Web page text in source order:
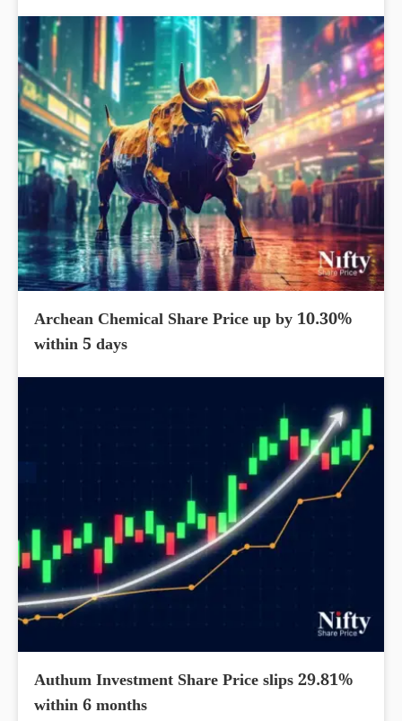
Archean Chemical Share Price up by 10.30%
within 5 days
Authum Investment Share Price slips 29.81%
within 6 months